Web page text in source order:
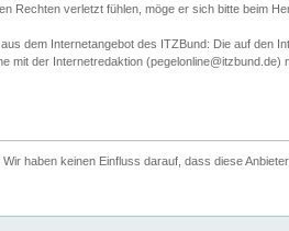
Rechten verletzt fühlen, möge er sich bitte beim
dem Internetangebot des ITZBund: Die auf den
mit der Internetredaktion (pegelonline@itzbund.de)
haben keinen Einfluss darauf, dass diese